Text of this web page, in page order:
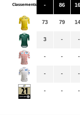
Classements -
73
3
-
-
-
86
79
-
-
-
-
-
-
-
-